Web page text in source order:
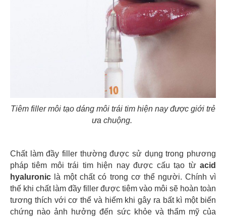
Tiêm filler môi tạo dáng môi trái tim hiện nay được giới trẻ
ưa chuộng.
Chất làm đầy filler thường được sử dụng trong phương
pháp tiêm môi trái tim hiện nay được cấu tạo từ acid
hyaluronic là một chất có trong cơ thể người. Chính vì
thế khi chất làm đầy filler được tiêm vào môi sẽ hoàn toàn
tương thích với cơ thể và hiếm khi gây ra bất kì một biến
chứng nào ảnh hưởng đến sức khỏe và thẩm mỹ của